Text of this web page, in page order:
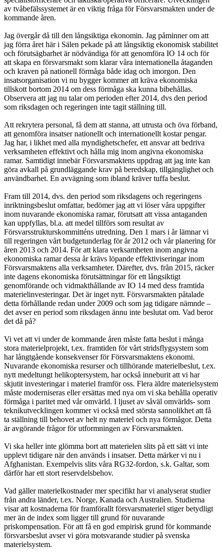
av tvåbefälssystemet är en viktig fråga för Försvarsmakten under de
kommande åren.
Jag övergår då till den långsiktiga ekonomin. Jag påminner om att
jag förra året här i Sälen pekade på att långsiktig ekonomisk stabilitet
och förutsägbarhet är nödvändiga för att genomföra IO 14 och för
att skapa en försvarsmakt som klarar våra internationella åtaganden
och kraven på nationell förmåga både idag och imorgon. Den
insatsorganisation vi nu bygger kommer att kräva ekonomiska
tillskott bortom 2014 om dess förmåga ska kunna bibehållas.
Observera att jag nu talar om perioden efter 2014, dvs den period
som riksdagen och regeringen inte tagit ställning till.
Att rekrytera personal, få dem att stanna, att utrusta och öva förband,
att genomföra insatser nationellt och internationellt kostar pengar.
Jag har, i likhet med alla myndighetschefer, ett ansvar att bedriva
verksamheten effektivt och hålla mig inom angivna ekonomiska
ramar. Samtidigt innebär Försvarsmaktens uppdrag att jag inte kan
göra avkall på grundläggande krav på beredskap, tillgänglighet och
användbarhet. En avvägning som ibland kräver tuffa beslut.
Fram till 2014, dvs. den period som riksdagens och regeringens
inriktningsbeslut omfattar, bedömer jag att vi löser våra uppgifter
inom nuvarande ekonomiska ramar, förutsatt att vissa antaganden
kan uppfyllas, bl.a. att medel tillförs som resultat av
Försvarsstrukturskommitténs utredning. Den 1 mars i år lämnar vi
till regeringen vårt budgetunderlag för år 2012 och vår planering för
åren 2013 och 2014. För att klara verksamheten inom angivna
ekonomiska ramar dessa år krävs löpande effektiviseringar inom
Försvarsmaktens alla verksamheter. Därefter, dvs. från 2015, räcker
inte dagens ekonomiska förutsättningar för ett långsiktigt
genomförande och vidmakthållande av IO 14 med dess framtida
materielinvesteringar. Det är inget nytt. Försvarsmakten påtalade
detta förhållande redan under 2009 och som jag tidigare nämnde –
det avser en period som riksdagen ännu inte beslutat om. Vad beror
det då på?
Vi vet att vi under de kommande åren måste fatta beslut i många
stora materielprojekt, t.ex. framtiden för vårt stridsflygsystem som
har långtgående konsekvenser för Försvarsmaktens ekonomi.
Nuvarande ekonomiska resurser och tillhörande materielbeslut, t.ex.
nytt medeltungt helikoptersystem, har också inneburit att vi har
skjutit investeringar i materiel framför oss. Flera äldre materielsystem
måste moderniseras eller ersättas med nya om vi ska behålla operativ
förmåga i paritet med vår omvärld. I ljuset av såväl omvärlds- som
teknikutvecklingen kommer vi också med största sannolikhet att få
ta ställning till behovet av helt ny materiel och nya förmågor. Detta
är avgörande frågor för utformningen av Försvarsmakten.
Vi ska heller inte glömma bort att materielen slits på ett sätt vi inte
upplevt tidigare när den används i insatser. Detta märker vi nu i
Afghanistan. Exempelvis slits våra RG32-fordon, s.k. Galtar, som
därför har ett stort reservdelsbehov.
Vad gäller materielkostnader mer specifikt har vi analyserat studier
från andra länder, t.ex. Norge, Kanada och Australien. Studierna
visar att kostnaderna för framförallt försvarsmateriel stiger betydligt
mer än de index som ligger till grund för nuvarande
priskompensation. För att få en god empirisk grund för kommande
försvarsbeslut avser vi göra motsvarande studier på svenska
materielsystem.